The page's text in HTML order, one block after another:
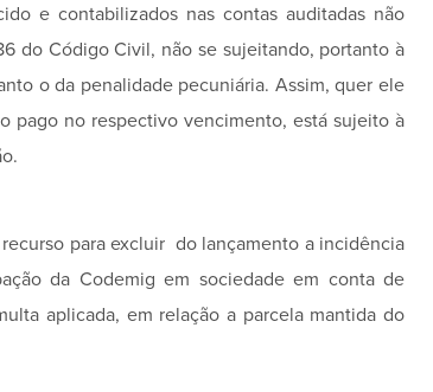
e contabilizados nas contas auditadas não
do Código Civil, não se sujeitando, portanto à
o da penalidade pecuniária. Assim, quer ele
pago no respectivo vencimento, está sujeito à
para excluir do lançamento a incidência
da Codemig em sociedade em conta de
aplicada, em relação a parcela mantida do